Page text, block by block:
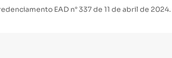
EAD n° 337 de 11 de abril de 2024.